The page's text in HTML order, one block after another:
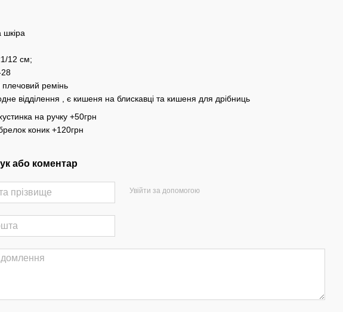
12 см;
ремінь
відділення , є кишеня на блискавці та кишеня для дрібниць
на ручку +50грн
коник +120грн
або коментар
Увійти за допомогою